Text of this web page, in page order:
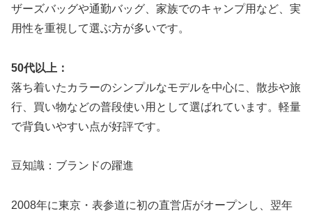
ザーズバッグや通勤バッグ、家族でのキャンプ用など、実
用性を重視して選ぶ方が多いです。
50代以上：
落ち着いたカラーのシンプルなモデルを中心に、散歩や旅
行、買い物などの普段使い用として選ばれています。軽量
で背負いやすい点が好評です。
豆知識：ブランドの躍進
2008年に東京・表参道に初の直営店がオープンし、翌年